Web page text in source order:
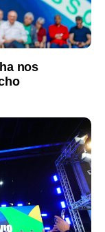
nos